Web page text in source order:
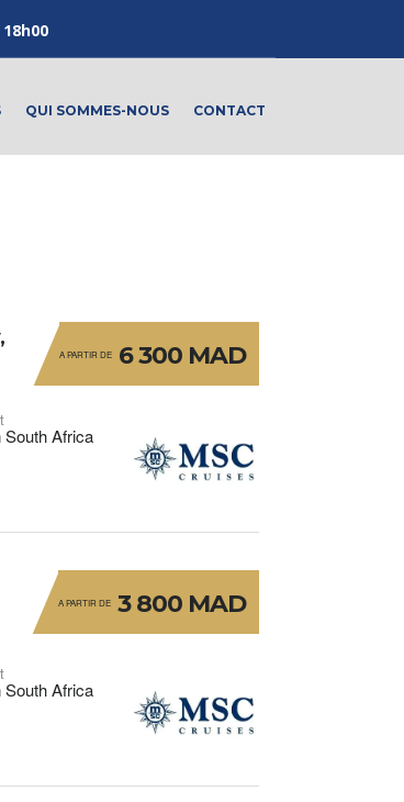
QUI SOMMES-NOUS CONTACT
A PARTIR DE 6 300 MAD
South Africa
A PARTIR DE 3 800 MAD
South Africa